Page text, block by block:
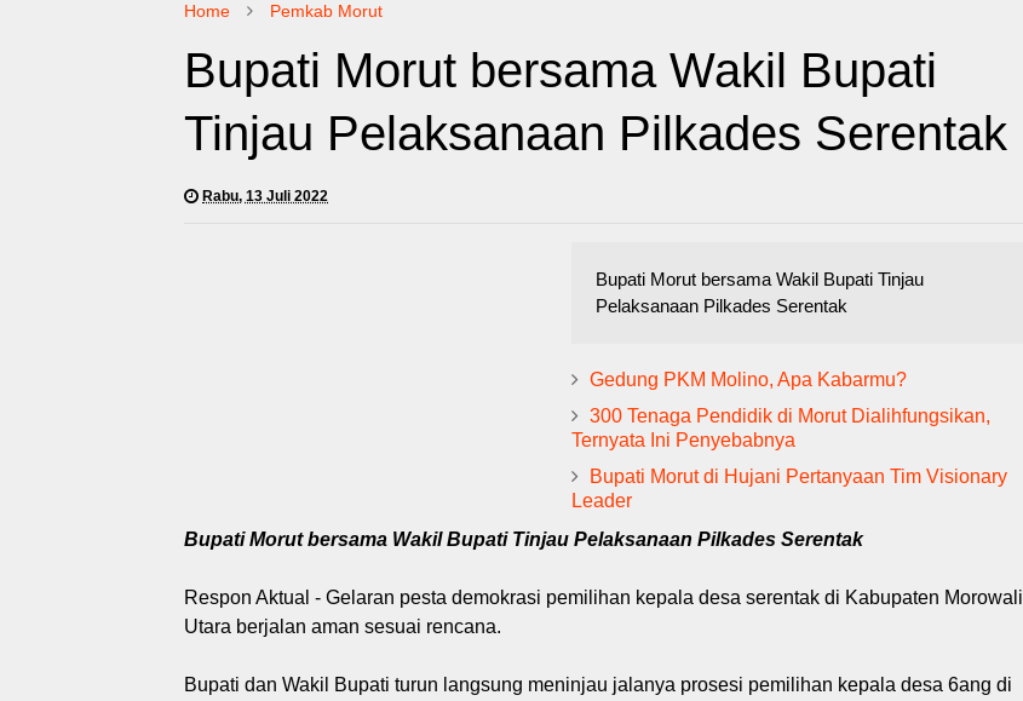
Home Pemkab Morut
Bupati Morut bersama Wakil Bupati
Tinjau Pelaksanaan Pilkades Serentak
Rabu, 13 Juli 2022
Bupati Morut bersama Wakil Bupati Tinjau
Pelaksanaan Pilkades Serentak
Gedung PKM Molino, Apa Kabarmu?
300 Tenaga Pendidik di Morut Dialihfungsikan,
Ternyata Ini Penyebabnya
Bupati Morut di Hujani Pertanyaan Tim Visionary
Leader
Bupati Morut bersama Wakil Bupati Tinjau Pelaksanaan Pilkades Serentak
Respon Aktual - Gelaran pesta demokrasi pemilihan kepala desa serentak di Kabupaten Morowali
Utara berjalan aman sesuai rencana.
Bupati dan Wakil Bupati turun langsung meninjau jalanya prosesi pemilihan kepala desa 6ang di